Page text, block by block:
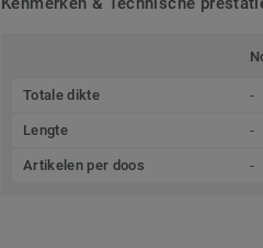
Totale dikte -
Lengte -
Artikelen per doos -